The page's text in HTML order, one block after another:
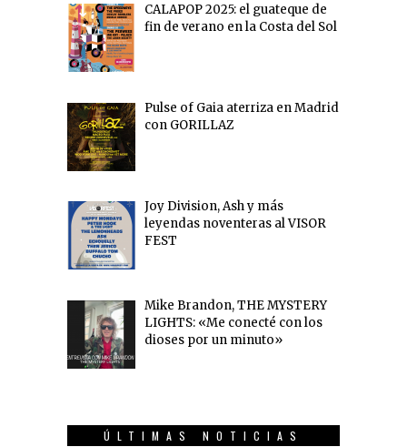
CALAPOP 2025: el guateque de
fin de verano en la Costa del Sol
Pulse of Gaia aterriza en Madrid
con GORILLAZ
Joy Division, Ash y más
leyendas noventeras al VISOR
FEST
Mike Brandon, THE MYSTERY
LIGHTS: «Me conecté con los
dioses por un minuto»
ÚLTIMAS NOTICIAS